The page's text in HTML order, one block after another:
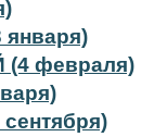
(4 февраля)